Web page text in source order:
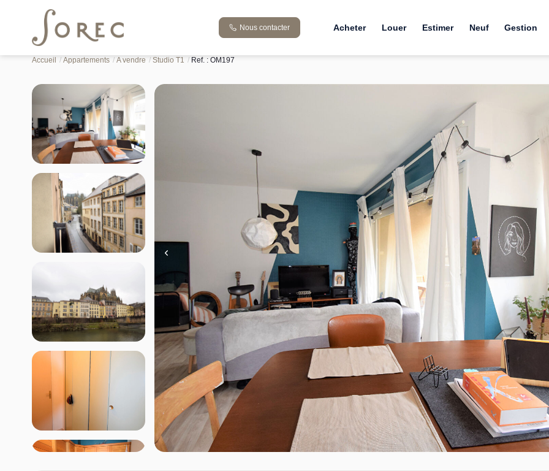
Nous contacter Acheter Louer Estimer Neuf Gestion
Vente appartement 41.75 m², Metz 57000Moselle
Accueil Appartements A vendre Studio T1 Ref. : OM197